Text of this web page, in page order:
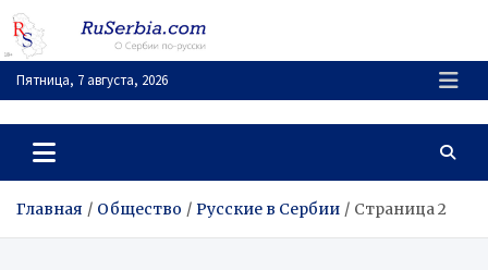
Перейти
содержимому
Пятница, 7 августа, 2026
RuSerbia.com
О Сербии – по-русски
Главная Общество Русские в Сербии Страница 2